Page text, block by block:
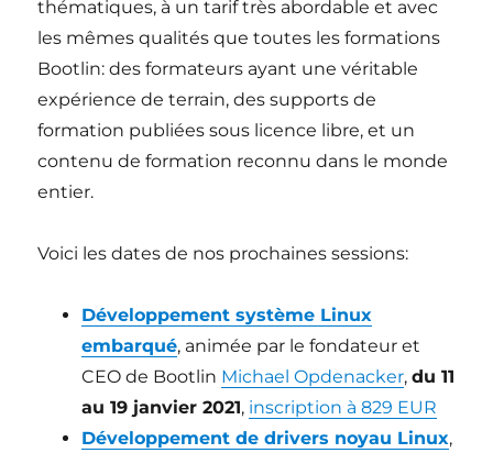
thématiques, à un tarif très abordable et avec
les mêmes qualités que toutes les formations
Bootlin: des formateurs ayant une véritable
expérience de terrain, des supports de
formation publiées sous licence libre, et un
contenu de formation reconnu dans le monde
entier.
Voici les dates de nos prochaines sessions:
Développement système Linux
embarqué, animée par le fondateur et
CEO de Bootlin Michael Opdenacker,du 11
au 19 janvier 2021, inscription à 829 EUR
Développement de drivers noyau Linux,